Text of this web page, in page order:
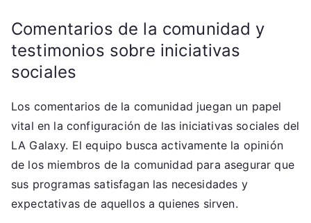
Comentarios de la comunidad y
testimonios sobre iniciativas
sociales
Los comentarios de la comunidad juegan un papel
vital en la configuración de las iniciativas sociales del
LA Galaxy. El equipo busca activamente la opinión
de los miembros de la comunidad para asegurar que
sus programas satisfagan las necesidades y
expectativas de aquellos a quienes sirven.